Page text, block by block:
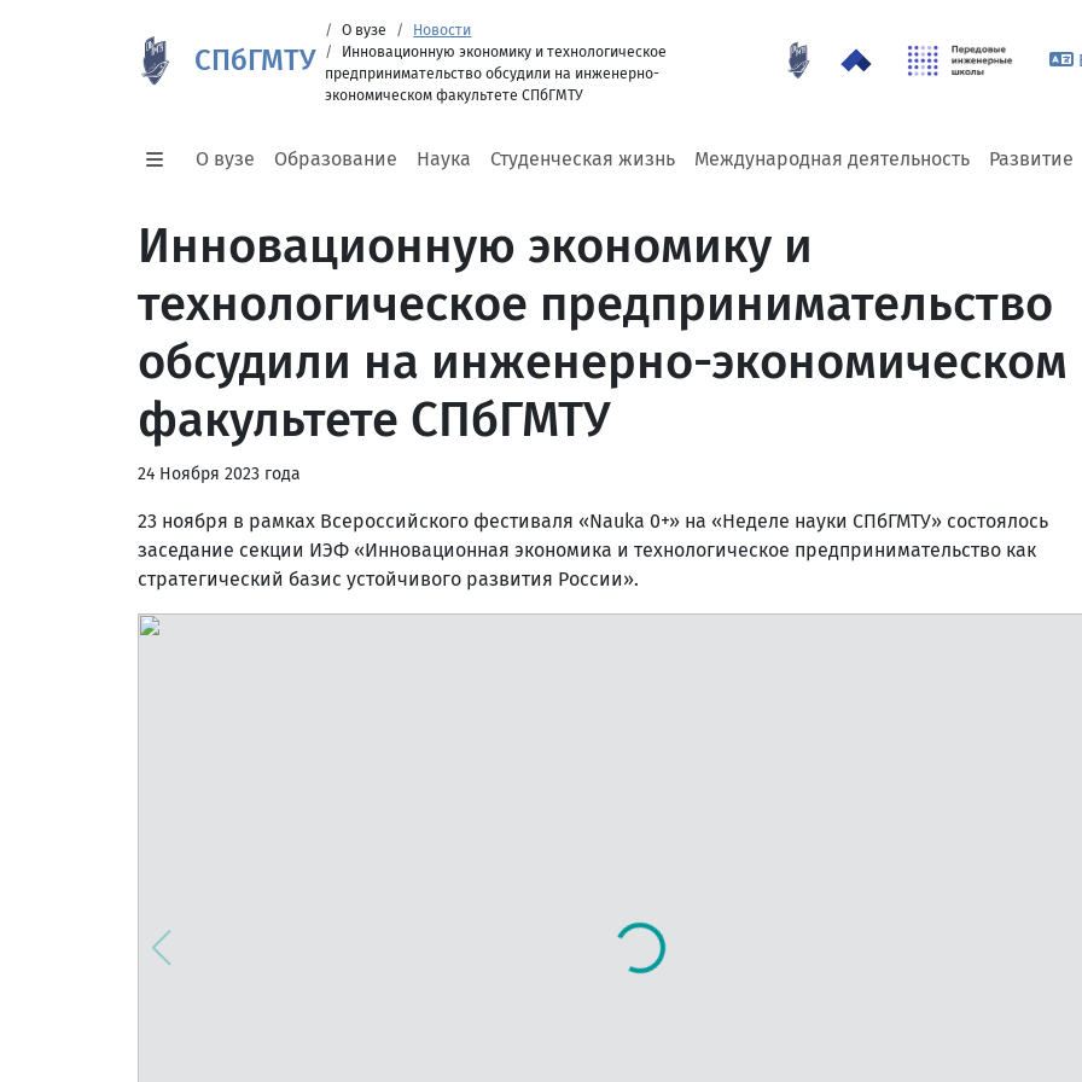
СПбГМТУ
О вузе
Новости
Инновационную экономику и технологическое
предпринимательство обсудили на инженерно-
экономическом факультете СПбГМТУ
О вузе Образование Наука Студенческая жизнь Международная деятельность Развитие
Инновационную экономику и
технологическое предпринимательство
обсудили на инженерно-экономическом
факультете СПбГМТУ
24 Ноября 2023 года
23 ноября в рамках Всероссийского фестиваля «Nauka 0+» на «Неделе науки СПбГМТУ» состоялось
заседание секции ИЭФ «Инновационная экономика и технологическое предпринимательство как
стратегический базис устойчивого развития России».